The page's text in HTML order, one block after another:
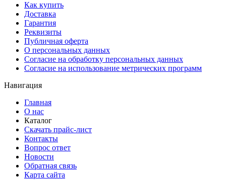
Как купить
Доставка
Гарантия
Реквизиты
Публичная оферта
О персональных данных
Согласие на обработку персональных данных
Согласие на использование метрических программ
Навигация
Главная
О нас
Каталог
Скачать прайс-лист
Контакты
Вопрос ответ
Новости
Обратная связь
Карта сайта